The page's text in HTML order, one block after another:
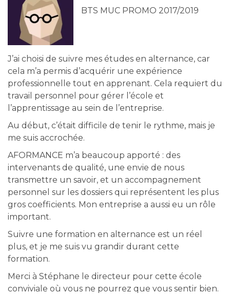
BTS MUC PROMO 2017/2019
J’ai choisi de suivre mes études en alternance, car
cela m’a permis d’acquérir une expérience
professionnelle tout en apprenant. Cela requiert du
travail personnel pour gérer l’école et
l’apprentissage au sein de l’entreprise.
Au début, c’était difficile de tenir le rythme, mais je
me suis accrochée.
AFORMANCE m’a beaucoup apporté : des
intervenants de qualité, une envie de nous
transmettre un savoir, et un accompagnement
personnel sur les dossiers qui représentent les plus
gros coefficients. Mon entreprise a aussi eu un rôle
important.
Suivre une formation en alternance est un réel
plus, et je me suis vu grandir durant cette
formation.
Merci à Stéphane le directeur pour cette école
conviviale où vous ne pourrez que vous sentir bien.